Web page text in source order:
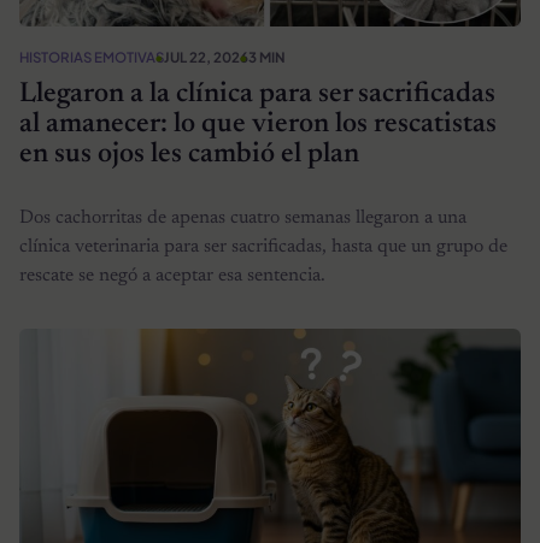
HISTORIAS EMOTIVASJUL 22, 20263 MIN
Llegaron a la clínica para ser sacrificadas
al amanecer: lo que vieron los rescatistas
en sus ojos les cambió el plan
Dos cachorritas de apenas cuatro semanas llegaron a una
clínica veterinaria para ser sacrificadas, hasta que un grupo de
rescate se negó a aceptar esa sentencia.